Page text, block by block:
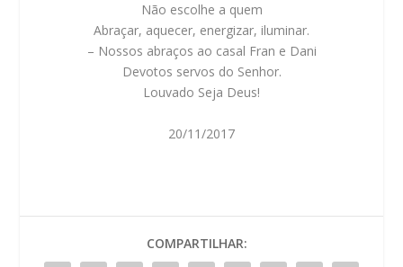
Não escolhe a quem
Abraçar, aquecer, energizar, iluminar.
– Nossos abraços ao casal Fran e Dani
Devotos servos do Senhor.
Louvado Seja Deus!
20/11/2017
COMPARTILHAR: